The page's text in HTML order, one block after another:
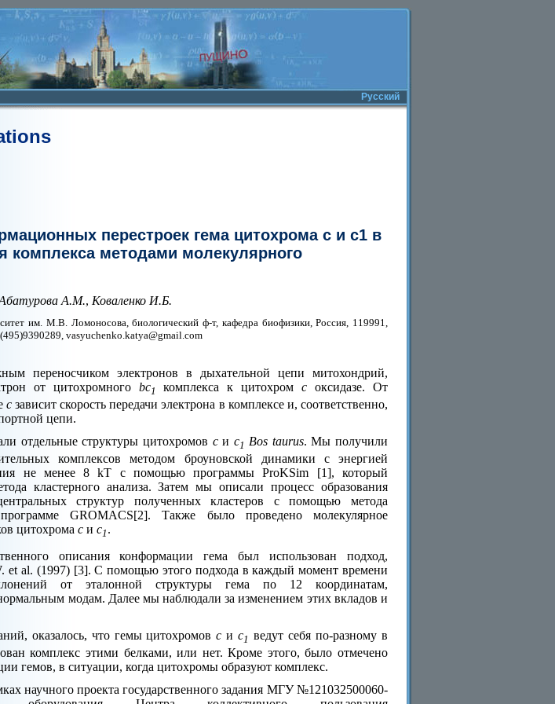
Русский
перестроек гема цитохрома с и с1 в
комплекса методами молекулярного
А.М., Коваленко И.Б.
им. М.В. Ломоносова, биологический ф-т, кафедра биофизики, Россия, 119991,
vasyuchenko.katya@gmail.com
переносчиком электронов в дыхательной цепи митохондрий,
от цитохромного bc1 комплекса к цитохромс оксидазе. От
сзависит скорость передачи электрона в комплексе и, соответственно,
цепи.
отдельные структуры цитохромов си с1 Bos taurus. Мы получили
комплексов методом броуновской динамики с энергией
не менее 8 kT с помощью программы ProKSim [1], который
кластерного анализа. Затем мы описали процесс образования
структур полученных кластеров с помощью метода
GROMACS[2]. Также было проведено молекулярное
цитохрома с и с1 .
описания конформации гема был использован подход,
et al. (1997) [3]. С помощью этого подхода в каждый момент времени
от эталонной структуры гема по 12 координатам,
модам. Далее мы наблюдали за изменением этих вкладов и
оказалось, что гемы цитохромовс ис1 ведут себя по-разному в
комплекс этими белками, или нет. Кроме этого, было отмечено
гемов, в ситуации, когда цитохромы образуют комплекс.
научного проекта государственного задания МГУ №121032500060-